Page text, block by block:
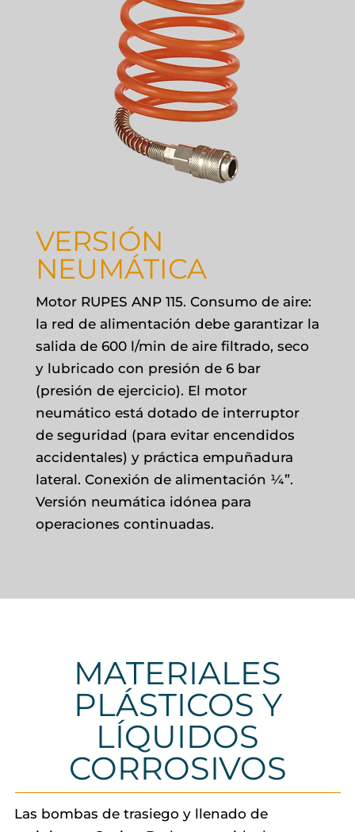
VERSIÓN
NEUMÁTICA
Motor RUPES ANP 115. Consumo de aire:
la red de alimentación debe garantizar la
salida de 600 l/min de aire filtrado, seco
y lubricado con presión de 6 bar
(presión de ejercicio). El motor
neumático está dotado de interruptor
de seguridad (para evitar encendidos
accidentales) y práctica empuñadura
lateral. Conexión de alimentación ¼”.
Versión neumática idónea para
operaciones continuadas.
MATERIALES
PLÁSTICOS Y
LÍQUIDOS
CORROSIVOS
Las bombas de trasiego y llenado de